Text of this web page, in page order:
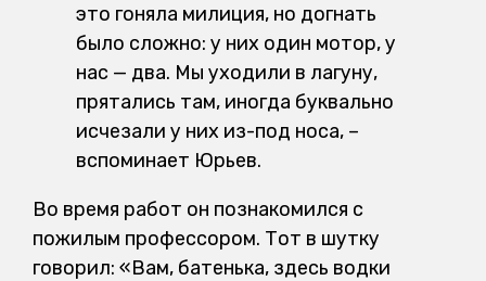
это гоняла милиция, но догнать
было сложно: у них один мотор, у
нас — два. Мы уходили в лагуну,
прятались там, иногда буквально
исчезали у них из-под носа, –
вспоминает Юрьев.
Во время работ он познакомился с
пожилым профессором. Тот в шутку
говорил: «Вам, батенька, здесь водки